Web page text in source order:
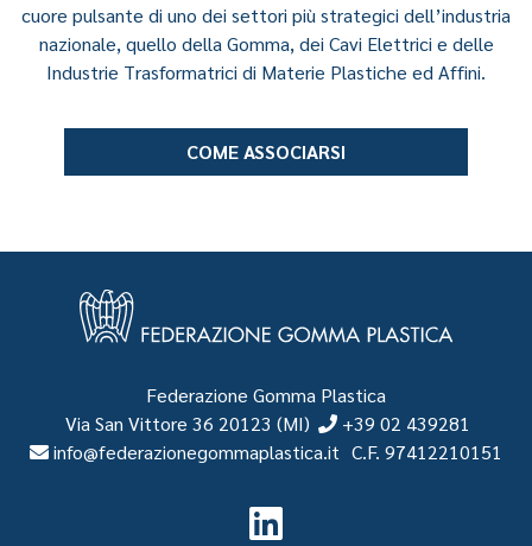
cuore pulsante di uno dei settori più strategici dell’industria
nazionale, quello della Gomma, dei Cavi Elettrici e delle
Industrie Trasformatrici di Materie Plastiche ed Affini.
COME ASSOCIARSI
Federazione Gomma Plastica
Via San Vittore 36 20123 (MI)
+39 02 439281
info@federazionegommaplastica.it C.F. 97412210151